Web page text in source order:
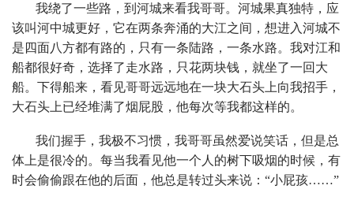
我绕了一些路，到河城来看我哥哥。河城果真独特，应
该叫河中城更好，它在两条奔涌的大江之间，想进入河城不
是四面八方都有路的，只有一条陆路，一条水路。我对江和
船都很好奇，选择了走水路，只花两块钱，就坐了一回大
船。下得船来，看见哥哥远远地在一块大石头上向我招手，
大石头上已经堆满了烟屁股，他每次等我都这样的。
我们握手，我极不习惯，我哥哥虽然爱说笑话，但是总
体上是很冷的。每当我看见他一个人的树下吸烟的时候，有
时会偷偷跟在他的后面，他总是转过头来说：“小屁孩……”